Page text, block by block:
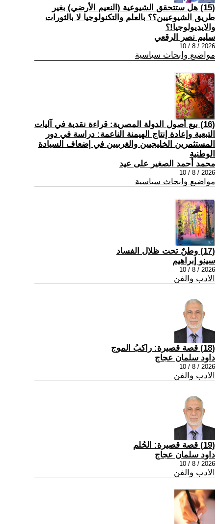
(15) هل ستتحقق الشيوعية (النعيم الأرضي) بغير
طريق الشيوعيين؟؟ بالعلم والتكنولوجيا لا بالثورات
والايديولوجيا!؟
سليم نصر الرقعي
2026 / 8 / 10
مواضيع وابحاث سياسية
(16) بيع أصول الدولة المصرية: قراءة نقدية في آليات
التبعية وإعادة إنتاج الهيمنة الناعمة: دراسة في دور
المستثمرين الخليجيين والغربيين في إضعاف السيادة
الوطنية
محمد أحمد الصغير على عيد
2026 / 8 / 10
مواضيع وابحاث سياسية
(17) وطنٌ تحت ظلال الفساد
سينو إبراهيم
2026 / 8 / 10
الادب والفن
(18) قصة قصيرة: راكبُ الموج
داود سلمان عجاج
2026 / 8 / 10
الادب والفن
(19) قصة قصيرة: الحُلم
داود سلمان عجاج
2026 / 8 / 10
الادب والفن